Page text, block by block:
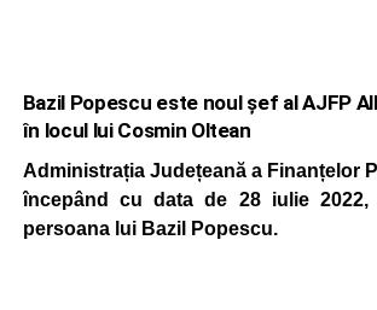
Bazil Popescu este noul șef al AJFP
în locul lui Cosmin Oltean
Administrația Județeană a Finanțelor
începând cu data de 28 iulie
persoana lui Bazil Popescu.